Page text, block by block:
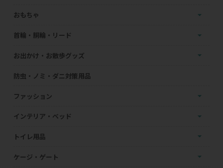
おもちゃ
首輪・胴輪・リード
お出かけ・お散歩グッズ
防虫・ノミ・ダニ対策用品
ファッション
インテリア・ベッド
トイレ用品
ケージ・ゲート